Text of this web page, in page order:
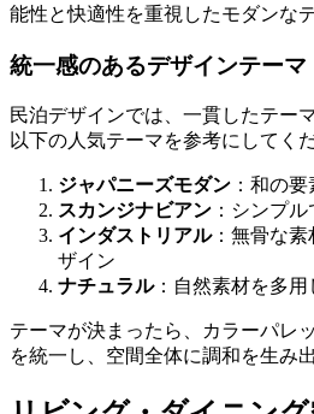
能性と快適性を重視したモダンな
統一感のあるデザインテーマ
民泊デザインでは、一貫したテー
以下の人気テーマを参考にしてく
ジャパニーズモダン ：和の
スカンジナビアン ：シンプ
インダストリアル：無骨な素
ザイン
ナチュラル：自然素材を多用
テーマが決まったら、カラーパレ
を統一し、空間全体に調和を生み